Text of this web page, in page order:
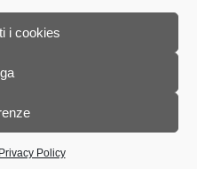
i cookies
Policy
Lissone
Biassono
|Psicoterapeuta